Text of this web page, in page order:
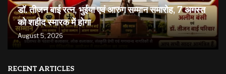
डॉ. तीजन बाई रत्न, भुईया एवं आरुग सम्मान समारोह, 7 अगस्त
को शहीद स्मारक में होगा
August 5, 2026
RECENT ARTICLES